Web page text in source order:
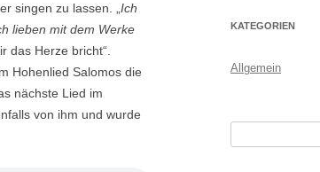
singen zu lassen. „ Ich
lieben mit dem Werke
das Herze bricht“.
Hohenlied Salomos die
nächste Lied im
von ihm und wurde
KATEGORIEN
Allgemein